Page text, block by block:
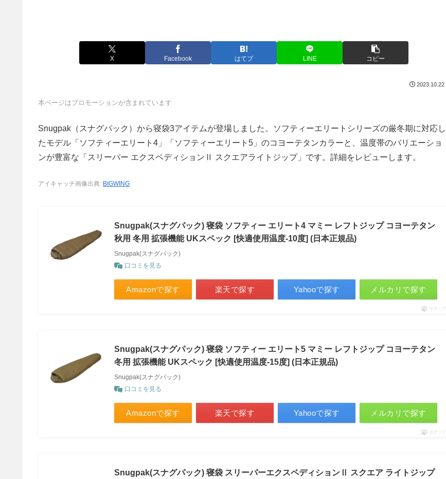
X Facebook はてブ LINE コピー
2023.10.22
本ページはプロモーションが含まれています
Snugpak（スナグパック）から寝袋3アイテムが登場しました。ソフティーエリートシリーズの厳冬期に対応し
たモデル「ソフティーエリート4」「ソフティーエリート5」のコヨーテタンカラーと、温度帯のバリエーショ
ンが豊富な「スリーパー エクスペディションⅡ スクエアライトジップ」です。詳細をレビューします。
アイキャッチ画像出典: BIGWING
Snugpak(スナグパック) 寝袋 ソフティー エリート4 マミー レフトジップ コヨーテタン
秋用 冬用 拡張機能 UKスペック [快適使用温度-10度] (日本正規品)
Snugpak(スナグパック)
口コミを見る
Amazonで探す 楽天で探す Yahooで探す メルカリで探す
ポチップ
Snugpak(スナグパック) 寝袋 ソフティー エリート5 マミー レフトジップ コヨーテタン
冬用 拡張機能 UKスペック [快適使用温度-15度] (日本正規品)
Snugpak(スナグパック)
口コミを見る
Amazonで探す 楽天で探す Yahooで探す メルカリで探す
ポチップ
Snugpak(スナグパック) 寝袋 スリーパーエクスペディションⅡ スクエア ライトジップ